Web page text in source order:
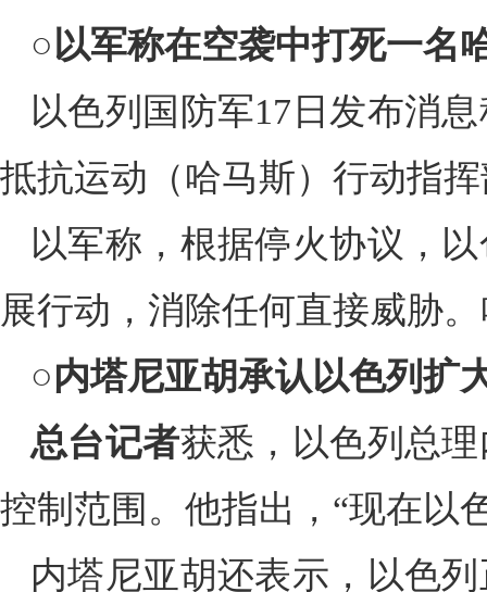
○以军称在空袭中打死一名
以色列国防军17日发布消
抵抗运动（哈马斯）行动指
以军称，根据停火协议，
展行动，消除任何直接威胁
○内塔尼亚胡承认以色列扩
总台记者获悉，以色列总
控制范围。他指出，“现在以
内塔尼亚胡还表示，以色